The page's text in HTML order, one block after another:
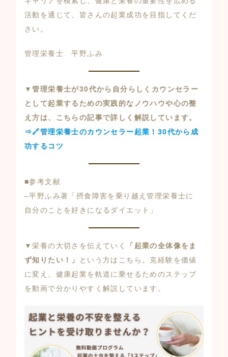
活動を通じて、皆さんの起業成功を目指してくだ
さい。
管理栄養士 平野ふみ
▼管理栄養士が30代から自分らしくカウンセラー
として起業するための実践的なノウハウや心の整
え方は、こちらの記事で詳しく解説しています。
⇒🔗管理栄養士のカウンセラー起業！30代から成
功するコツ
■参考文献
–平野ふみ著「摂食障害を乗り越え管理栄養士に
自分のことを好きになるダイエット」
▼栄養の大切さを伝えていく
「起業の全体像をま
ず知りたい！」
という方はこちら。克経験を価値
に変え、健康起業を軌道に乗せるためのステップ
を動画で分かりやすく解説しています。